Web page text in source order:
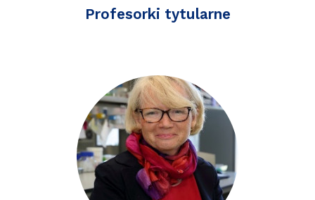
Profesorki tytularne